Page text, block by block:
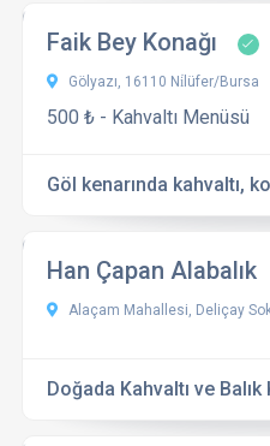
Faik Bey Konağı
Gölyazı, 16110 Ni̇lüfer/Bursa
500 ₺ - Kahvaltı Menüsü
Göl kenarında kahvaltı,
Han Çapan Alabalık
Alaçam Mahallesi, Deliçay Sokak
Doğada Kahvaltı ve Balık